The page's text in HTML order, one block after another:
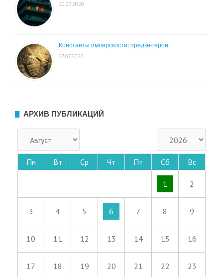
20.07.2020
Константы имперскости: предки-герои
27.07.2020
АРХИВ ПУБЛИКАЦИЙ
Пн Вт Ср Чт Пт Сб Вс
1 2
3 4 5 6 7 8 9
10 11 12 13 14 15 16
17 18 19 20 21 22 23